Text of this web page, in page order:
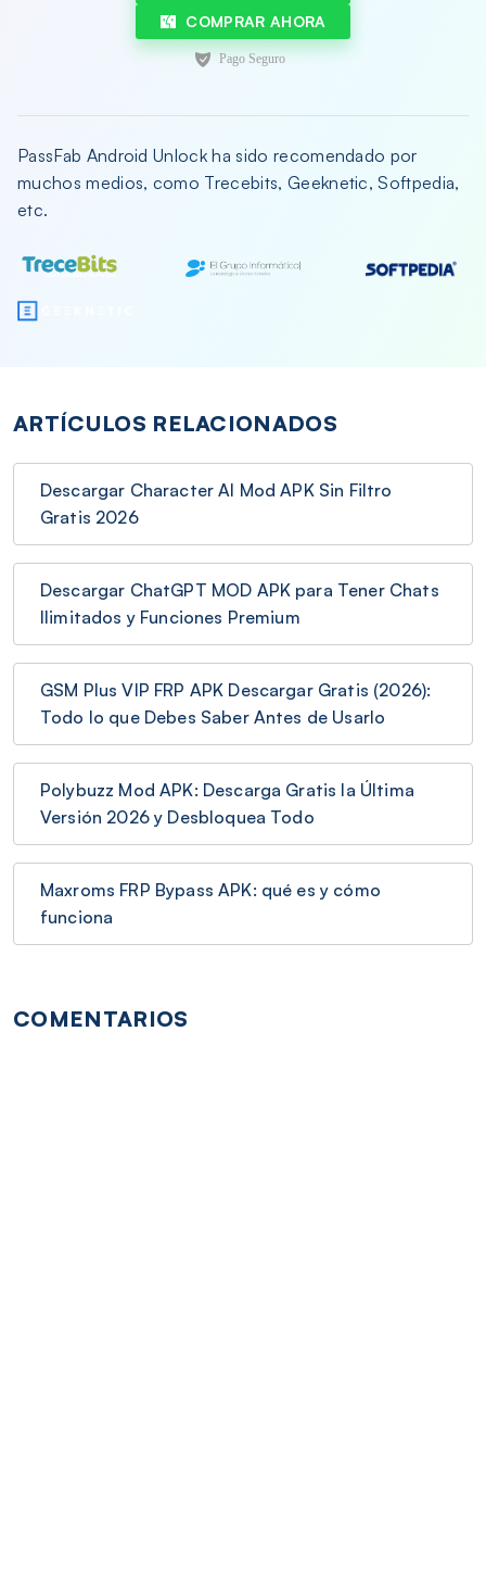
COMPRAR AHORA
PassFab Android Unlock ha sido recomendado por
muchos medios, como Trecebits, Geeknetic, Softpedia,
etc.
ARTÍCULOS RELACIONADOS
Descargar Character AI Mod APK Sin Filtro
Gratis 2026
Descargar ChatGPT MOD APK para Tener Chats
Ilimitados y Funciones Premium
GSM Plus VIP FRP APK Descargar Gratis (2026):
Todo lo que Debes Saber Antes de Usarlo
Polybuzz Mod APK: Descarga Gratis la Última
Versión 2026 y Desbloquea Todo
Maxroms FRP Bypass APK: qué es y cómo
funciona
COMENTARIOS